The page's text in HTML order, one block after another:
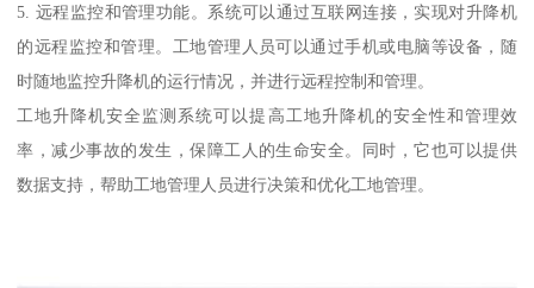
5. 远程监控和管理功能。系统可以通过互联网连接，实现对升降机
的远程监控和管理。工地管理人员可以通过手机或电脑等设备，随
时随地监控升降机的运行情况，并进行远程控制和管理。
工地升降机安全监测系统可以提高工地升降机的安全性和管理效
率，减少事故的发生，保障工人的生命安全。同时，它也可以提供
数据支持，帮助工地管理人员进行决策和优化工地管理。